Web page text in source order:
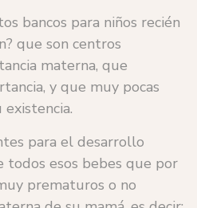
bancos para niños recién
que son centros
materna, que
y que muy pocas
existencia.
para el desarrollo
todos esos bebes que por
prematuros o no